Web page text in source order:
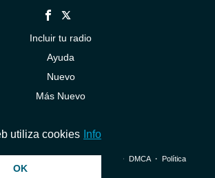
Incluir tu radio
Ayuda
Nuevo
Más Nuevo
Reservados todos los derechos. ・ DMCA・ Política
utiliza cookies Info
OK